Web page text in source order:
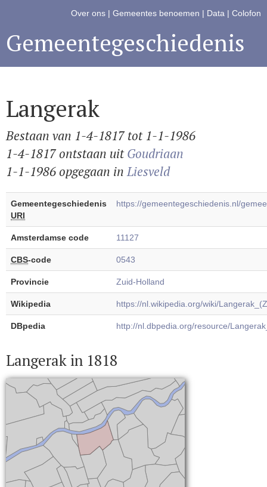
Over ons | Gemeentes benoemen | Data | Colofon
Gemeentegeschiedenis
Langerak
Bestaan van 1-4-1817 tot 1-1-1986
1-4-1817 ontstaan uitGoudriaan
1-1-1986 opgegaan inLiesveld
Gemeentegeschiedenis
URI
https://gemeentegeschiedenis.nl/
Amsterdamse code 11127
CBS-code 0543
Provincie Zuid-Holland
Wikipedia https://nl.wikipedia.org/wiki/
DBpedia http://nl.dbpedia.org/resource/
Langerak in 1818